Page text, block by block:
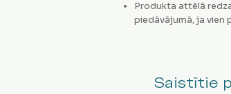
Produkta attēlā
piedāvājumā, ja
Saistītie